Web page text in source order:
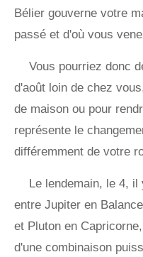
Bélier gouverne votre
passé et d'où vous
Vous pourriez donc
d'août loin de chez
de maison ou pour
représente le
différemment de votre
Le lendemain, le 4,
entre Jupiter en
et Pluton en
d'une combinaison